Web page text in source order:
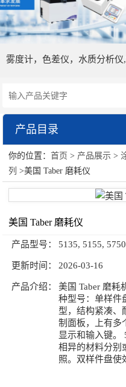
雾度计，色差仪，水质分析仪,
产品目录
涂装行业检测设备
粘度系列
附着力系列
涂膜制膜系列
耐冲击系列
测厚仪系列
弯曲柔韧性系列
你的位置：首页 > 产品展示 >
列 >美国 Taber 磨耗仪
美国 Taber 磨耗仪
产品型号： 5135, 5155,
更新时间： 2026-03-16
产品介绍：
美国 Taber 磨耗
种型号：单样件
型，结构紧凑、
制面板，上有多
显示和输入键。
相异的材料分别
照。双样件盘使